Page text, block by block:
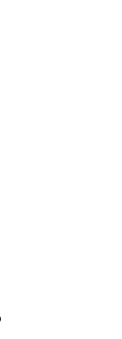
y Colágeno